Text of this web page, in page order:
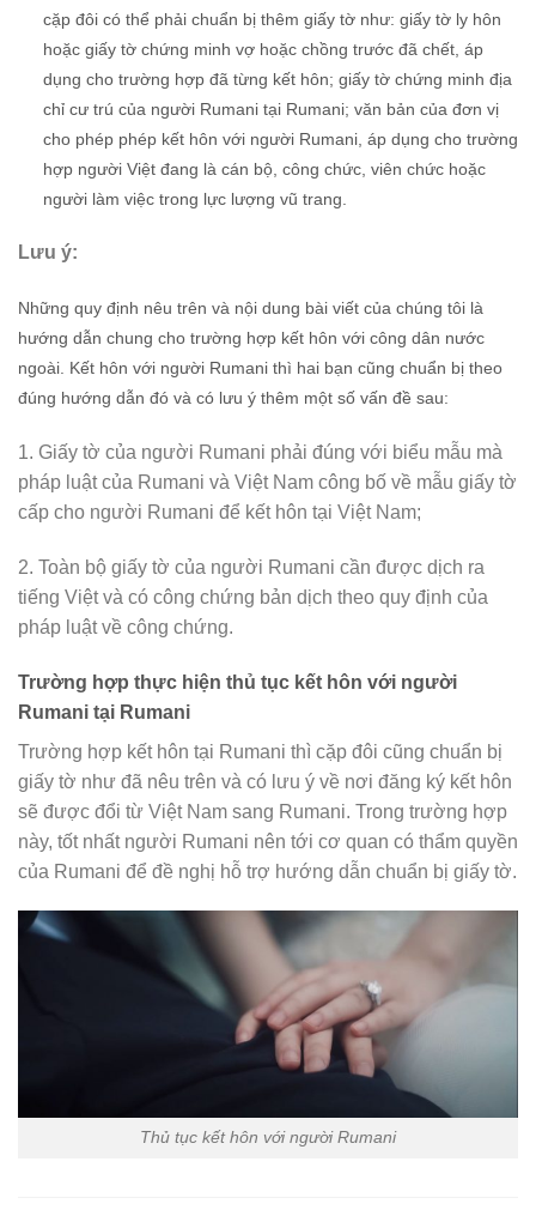
cặp đôi có thể phải chuẩn bị thêm giấy tờ như: giấy tờ ly hôn
hoặc giấy tờ chứng minh vợ hoặc chồng trước đã chết, áp
dụng cho trường hợp đã từng kết hôn; giấy tờ chứng minh địa
chỉ cư trú của người Rumani tại Rumani; văn bản của đơn vị
cho phép phép kết hôn với người Rumani, áp dụng cho trường
hợp người Việt đang là cán bộ, công chức, viên chức hoặc
người làm việc trong lực lượng vũ trang.
Lưu ý:
Những quy định nêu trên và nội dung bài viết của chúng tôi là
hướng dẫn chung cho trường hợp kết hôn với công dân nước
ngoài. Kết hôn với người Rumani thì hai bạn cũng chuẩn bị theo
đúng hướng dẫn đó và có lưu ý thêm một số vấn đề sau:
1. Giấy tờ của người Rumani phải đúng với biểu mẫu mà
pháp luật của Rumani và Việt Nam công bố về mẫu giấy tờ
cấp cho người Rumani để kết hôn tại Việt Nam;
2. Toàn bộ giấy tờ của người Rumani cần được dịch ra
tiếng Việt và có công chứng bản dịch theo quy định của
pháp luật về công chứng.
Trường hợp thực hiện thủ tục kết hôn với người
Rumani tại Rumani
Trường hợp kết hôn tại Rumani thì cặp đôi cũng chuẩn bị
giấy tờ như đã nêu trên và có lưu ý về nơi đăng ký kết hôn
sẽ được đổi từ Việt Nam sang Rumani. Trong trường hợp
này, tốt nhất người Rumani nên tới cơ quan có thẩm quyền
của Rumani để đề nghị hỗ trợ hướng dẫn chuẩn bị giấy tờ.
Thủ tục kết hôn với người Rumani